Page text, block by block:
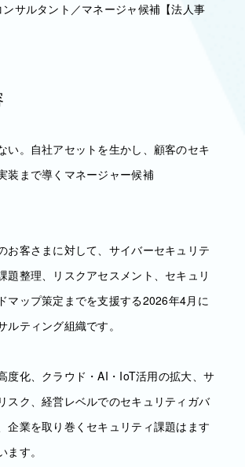
サルタント／マネージャ候補【法人事
い。自社アセットを生かし、顧客のセキ
装まで導くマネージャー候補
お客さまに対して、サイバーセキュリテ
題整理、リスクアセスメント、セキュリ
マップ策定までを支援する2026年4月に
ルティング組織です。
度化、クラウド・AI・IoT活用の拡大、サ
スク、経営レベルでのセキュリティガバ
企業を取り巻くセキュリティ課題はます
ます。